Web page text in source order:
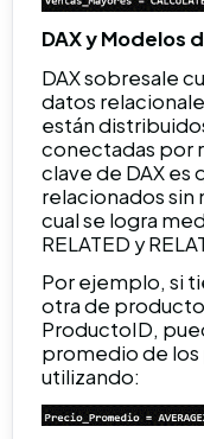
DAX y Modelos
DAX sobresale
datos
están
conectadas por
clave de DAX
relacionados sin
cual se logra
RELATED y
Por ejemplo, si
otra de
ProductoID,
promedio de
utilizando: